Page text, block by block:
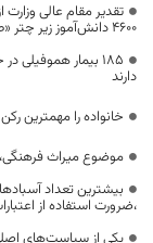
تقدیر مقام عالی
۴۶۰۰ دانش‌آموز زیر چتر «طرح حامی»
۱۸۵ بیمار
دارند
خانواده را مهمترین
موضوع میراث
بیشترین تعداد
،ضرورت استفاده از
یکی از سیاست‌های